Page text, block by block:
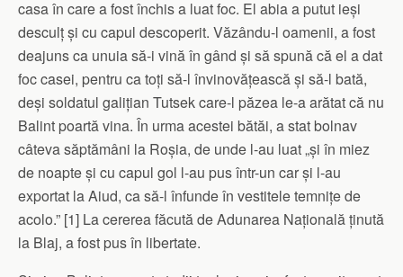
casa în care a fost închis a luat foc. El abia a putut ieși
desculț și cu capul descoperit. Văzându-l oamenii, a fost
deajuns ca unuia să-i vină în gând și să spună că el a dat
foc casei, pentru ca toți să-l învinovățească și să-l bată,
deși soldatul galițian Tutsek care-l păzea le-a arătat că nu
Balint poartă vina. În urma acestei bătăi, a stat bolnav
câteva săptămâni la Roșia, de unde l-au luat „și în miez
de noapte și cu capul gol l-au pus într-un car și l-au
exportat la Aiud, ca să-l înfunde în vestitele temnițe de
acolo.” [1] La cererea făcută de Adunarea Națională ținută
la Blaj, a fost pus în libertate.